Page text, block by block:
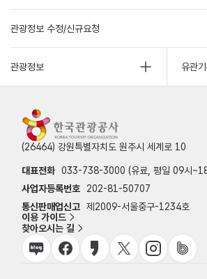
관광정보 수정/신규요청
관광정보 유관
(26464) 강원특별자치도 원주시 세계로 10
대표전화 033-738-3000 (유료, 평일 09시
사업자등록번호
202-81-50707
통신판매업신고 제2009-서울중구-1234호
이용 가이드
찾아오시는 길